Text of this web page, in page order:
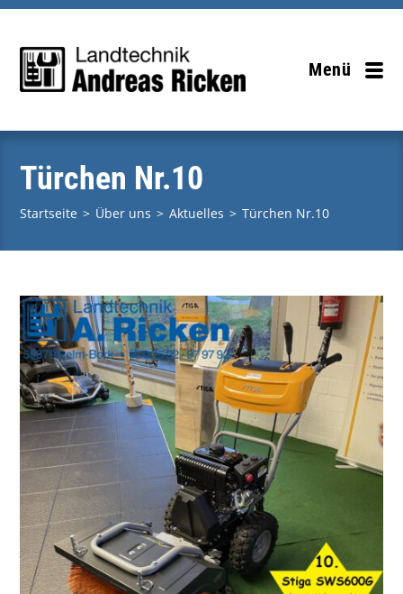
Zum
springen
Menü
Türchen Nr.10
Startseite > Über uns > Aktuelles > Türchen Nr.10